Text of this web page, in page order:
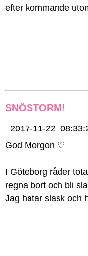
efter kommande
SNÖSTORM!
2017-11-22
God Morgon ♡
I Göteborg råder
regna bort och bli
Jag hatar slask och